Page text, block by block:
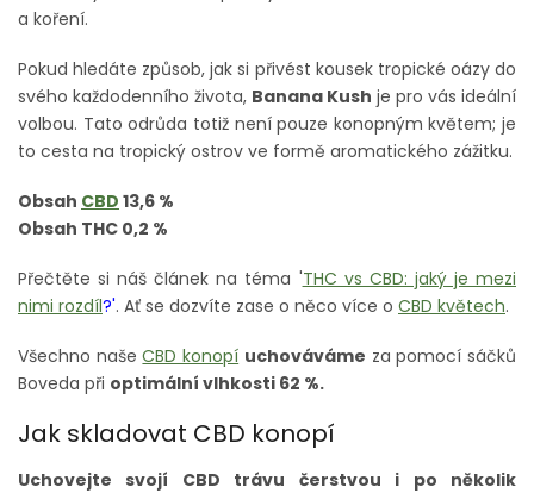
a koření.
Pokud hledáte způsob, jak si přivést kousek tropické oázy do
svého každodenního života, Banana Kush je pro vás ideální
volbou. Tato odrůda totiž není pouze konopným květem; je
to cesta na tropický ostrov ve formě aromatického zážitku.
Obsah CBD 13,6 %
Obsah THC 0,2 %
Přečtěte si náš článek na téma 'THC vs CBD: jaký je mezi
nimi rozdíl?'. Ať se dozvíte zase o něco více o CBD květech.
Všechno našeCBD konopí uchováváme za pomocí sáčků
Boveda při optimální vlhkosti 62 %.
Jak skladovat CBD konopí
Uchovejte svojí CBD trávu čerstvou i po několik